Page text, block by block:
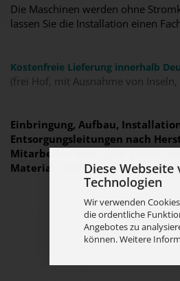
Diese
Technologien
Wir verwenden
die ordentliche
Angebotes zu
können. Weitere
Die Maschinen werden ohne
lassen Sie die Installation einen
Kostenfreie Lieferung innerhalb
(frei Hof, mit Ausnahme von
Einbringung, Aufbau,
Entsorgungsleitungen nach
Mitarbeiter kann gern durch
Material- und Zeitaufwand